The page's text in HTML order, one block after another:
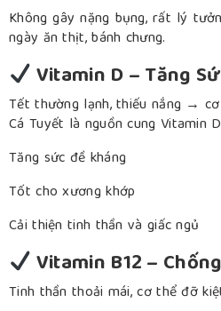
Không gây nặng bụng, rất lý
ngày ăn thịt, bánh chưng.
Vitamin D – Tăng
Tết thường lạnh, thiếu nắng →
Cá Tuyết là nguồn cung Vitamin
Tăng sức đề kháng
Tốt cho xương khớp
Cải thiện tinh thần và giấc ngủ
Vitamin B12 –
Tinh thần thoải mái, cơ thể đỡ